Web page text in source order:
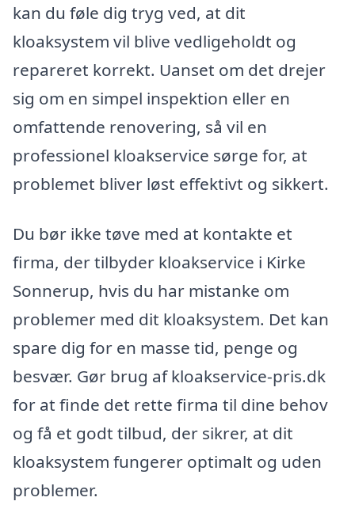
kan du føle dig tryg ved, at dit
kloaksystem vil blive vedligeholdt og
repareret korrekt. Uanset om det drejer
sig om en simpel inspektion eller en
omfattende renovering, så vil en
professionel kloakservice sørge for, at
problemet bliver løst effektivt og sikkert.
Du bør ikke tøve med at kontakte et
firma, der tilbyder kloakservice i Kirke
Sonnerup, hvis du har mistanke om
problemer med dit kloaksystem. Det kan
spare dig for en masse tid, penge og
besvær. Gør brug af kloakservice-pris.dk
for at finde det rette firma til dine behov
og få et godt tilbud, der sikrer, at dit
kloaksystem fungerer optimalt og uden
problemer.